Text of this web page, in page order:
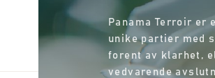
Panama Terroir er
unike partier med
forent av klarhet,
vedvarende